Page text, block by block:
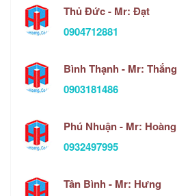
Thủ Đức - Mr: Đạt
0904712881
Bình Thạnh - Mr: Thắng
0903181486
Phú Nhuận - Mr: Hoàng
0932497995
Tân Bình - Mr: Hưng